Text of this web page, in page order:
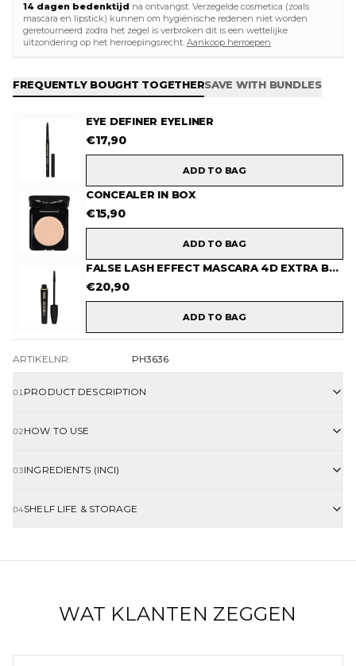
14 dagen bedenktijd na ontvangst. Verzegelde cosmetica (zoals
mascara en lipstick) kunnen om hygiënische redenen niet worden
geretourneerd zodra het zegel is verbroken dit is een wettelijke
uitzondering op het herroepingsrecht. Aankoop herroepen
FREQUENTLY BOUGHT TOGETHERSAVE WITH BUNDLES
EYE DEFINER EYELINER
€17,90
ADD TO BAG
CONCEALER IN BOX
€15,90
ADD TO BAG
FALSE LASH EFFECT MASCARA 4D EXTRA BLACK
€20,90
ADD TO BAG
ARTIKELNR. PH3636
01 PRODUCT DESCRIPTION
02HOW TO USE
03INGREDIENTS (INCI)
04SHELF LIFE & STORAGE
WAT KLANTEN ZEGGEN